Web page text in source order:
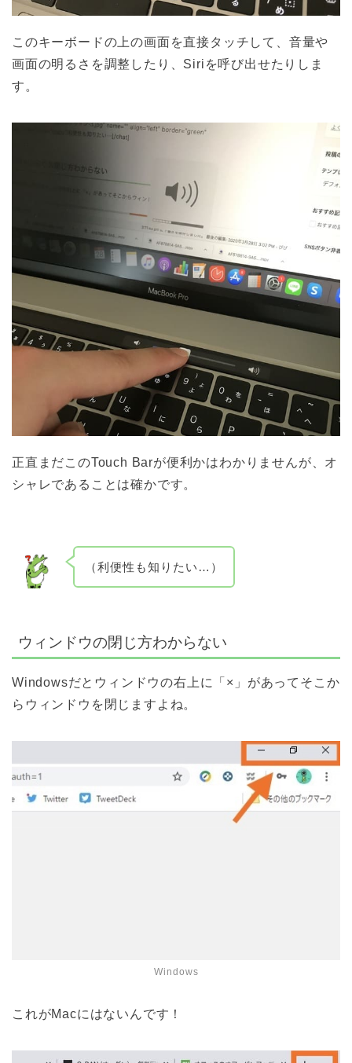
このキーボードの上の画面を直接タッチして、音量や
画面の明るさを調整したり、Siriを呼び出せたりしま
す。
正直まだこのTouch Barが便利かはわかりませんが、オ
シャレであることは確かです。
（利便性も知りたい…）
ウィンドウの閉じ方わからない
Windowsだとウィンドウの右上に「×」があってそこか
らウィンドウを閉じますよね。
Windows
これがMacにはないんです！